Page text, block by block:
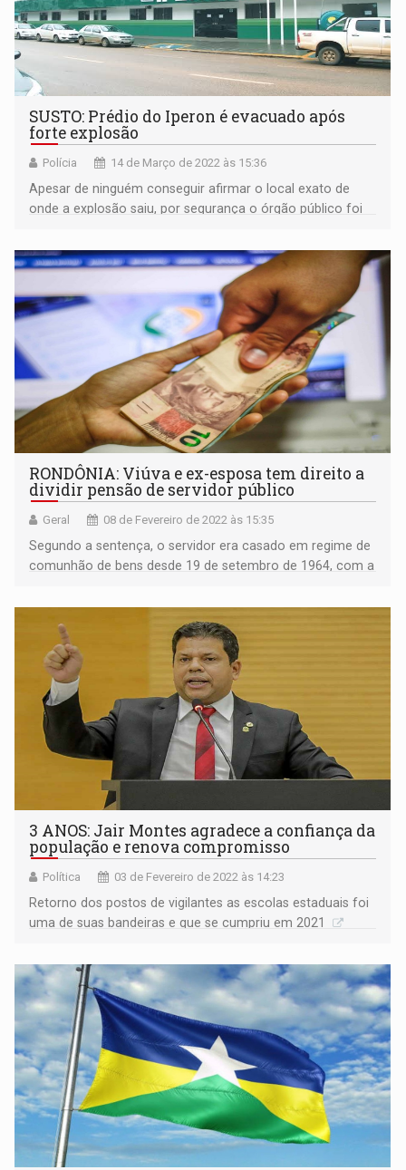
SUSTO: Prédio do Iperon é evacuado após
forte explosão
Polícia 14 de Março de 2022 às 15:36
Apesar de ninguém conseguir afirmar o local exato de
onde a explosão saiu, por segurança o órgão público foi
RONDÔNIA: Viúva e ex-esposa tem direito a
dividir pensão de servidor público
Geral 08 de Fevereiro de 2022 às 15:35
Segundo a sentença, o servidor era casado em regime de
comunhão de bens desde 19 de setembro de 1964, com a
3 ANOS: Jair Montes agradece a confiança da
população e renova compromisso
Política 03 de Fevereiro de 2022 às 14:23
Retorno dos postos de vigilantes as escolas estaduais foi
uma de suas bandeiras e que se cumpriu em 2021